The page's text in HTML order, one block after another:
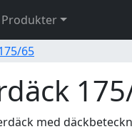
Produkter
65
med